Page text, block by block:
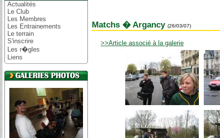
Actualités
Le Club
Les Membres
Les Entrainements
Le terrain
S'inscrire
Les r�gles
Liens
Matchs � Argancy (26/03/07)
>>Article associé à la galerie